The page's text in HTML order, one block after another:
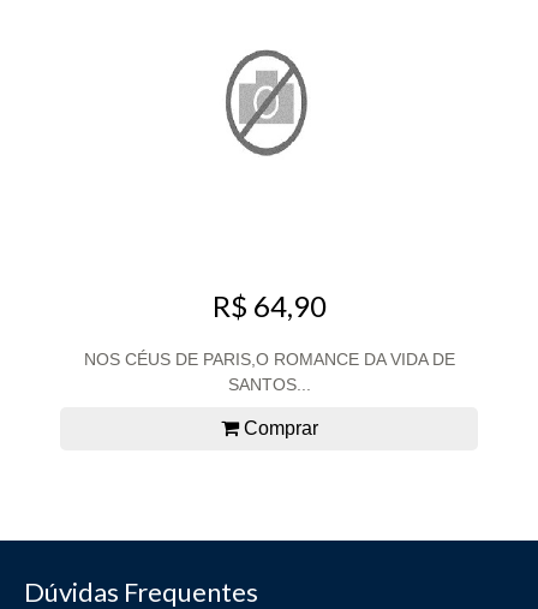
R$ 64,90
NOS CÉUS DE PARIS,O ROMANCE DA VIDA DE
SANTOS...
Comprar
Dúvidas Frequentes